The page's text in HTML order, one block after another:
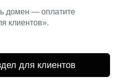
домен — оплатите
клиентов».
для клиентов